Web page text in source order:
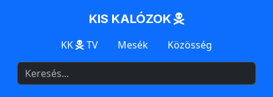
KIS KALÓZOK
KK TV Mesék Közösség